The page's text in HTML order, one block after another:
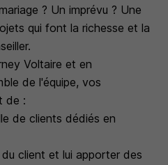
? Un imprévu ? Une
qui font la richesse et la
Voltaire et en
de l'équipe, vos
de :
de clients dédiés en
client et lui apporter des